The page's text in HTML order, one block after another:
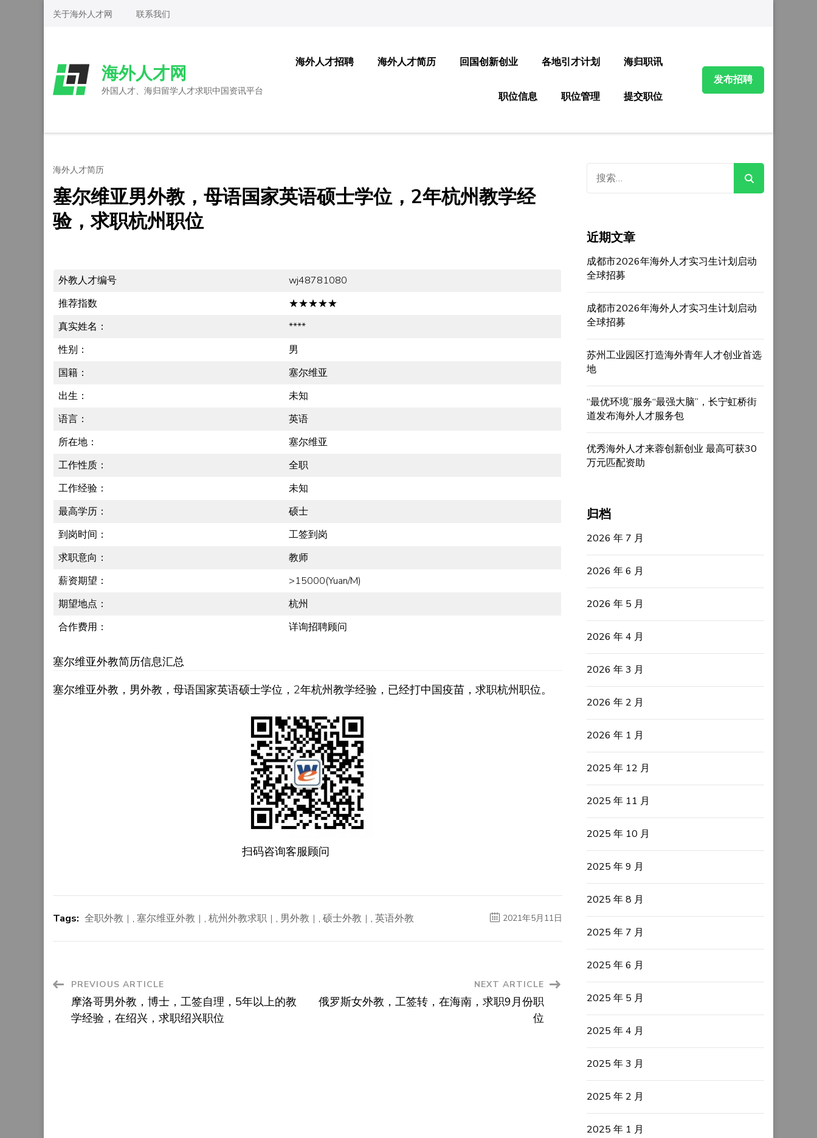
Skip
Enter)
关于海外人才网 联系我们
海外人才网
外国人才、海归留学人才求职中国资讯平台
海外人才招聘 海外人才简历 回国创新创业 各地引才计划 海归职讯
职位信息 职位管理 提交职位
发布招聘
海外人才简历
塞尔维亚男外教，母语国家英语硕士学位，2年杭州教学经
验，求职杭州职位
外教人才编号
wj48781080
推荐指数
★★★★★
真实姓名：
****
性别：
男
国籍：
塞尔维亚
出生：
未知
语言：
英语
所在地：
塞尔维亚
工作性质：
全职
工作经验：
未知
最高学历：
硕士
到岗时间：
工签到岗
求职意向：
教师
薪资期望：
>15000(Yuan/M)
期望地点：
杭州
合作费用：
详询招聘顾问
塞尔维亚外教简历信息汇总
塞尔维亚外教，男外教，母语国家英语硕士学位，2年杭州教学经验，已经打中国疫苗，求职杭州职位。
扫码咨询客服顾问
Tags: 全职外教 , 塞尔维亚外教 , 杭州外教求职 , 男外教 , 硕士外教 , 英语外教 2021年5月11日
Post
Navigation
PREVIOUS ARTICLE
摩洛哥男外教，博士，工签自理，5年以上的教
学经验，在绍兴，求职绍兴职位
NEXT ARTICLE
俄罗斯女外教，工签转，在海南，求职9月份职
位
索：
近期文章
成都市2026年海外人才实习生计划启动
全球招募
成都市2026年海外人才实习生计划启动
全球招募
苏州工业园区打造海外青年人才创业首选
地
“最优环境”服务“最强大脑”，长宁虹桥街
道发布海外人才服务包
优秀海外人才来蓉创新创业 最高可获30
万元匹配资助
归档
2026 年 7 月
2026 年 6 月
2026 年 5 月
2026 年 4 月
2026 年 3 月
2026 年 2 月
2026 年 1 月
2025 年 12 月
2025 年 11 月
2025 年 10 月
2025 年 9 月
2025 年 8 月
2025 年 7 月
2025 年 6 月
2025 年 5 月
2025 年 4 月
2025 年 3 月
2025 年 2 月
2025 年 1 月